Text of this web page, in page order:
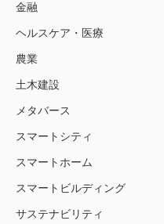
金融
ヘルスケア・医療
農業
土木建設
メタバース
スマートシティ
スマートホーム
スマートビルディング
サステナビリティ